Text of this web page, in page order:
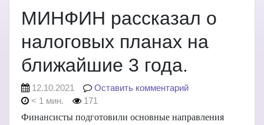
МИНФИН рассказал о
налоговых планах на
ближайшие 3 года.
12.10.2021
Оставить комментарий
< 1 мин.
171
Финансисты подготовили основные направления